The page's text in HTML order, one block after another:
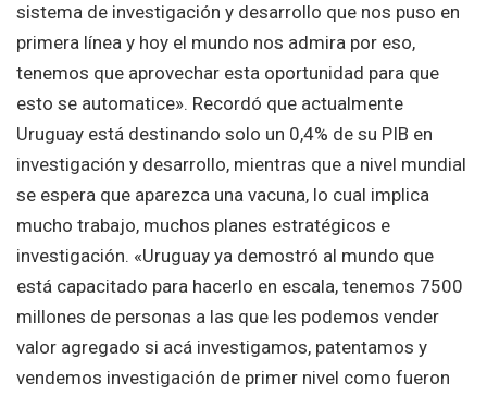
sistema de investigación y desarrollo que nos puso en
primera línea y hoy el mundo nos admira por eso,
tenemos que aprovechar esta oportunidad para que
esto se automatice». Recordó que actualmente
Uruguay está destinando solo un 0,4% de su PIB en
investigación y desarrollo, mientras que a nivel mundial
se espera que aparezca una vacuna, lo cual implica
mucho trabajo, muchos planes estratégicos e
investigación. «Uruguay ya demostró al mundo que
está capacitado para hacerlo en escala, tenemos 7500
millones de personas a las que les podemos vender
valor agregado si acá investigamos, patentamos y
vendemos investigación de primer nivel como fueron